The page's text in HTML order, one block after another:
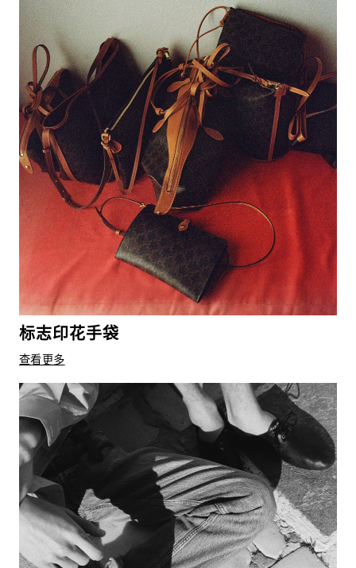
标志印花手袋
查看更多